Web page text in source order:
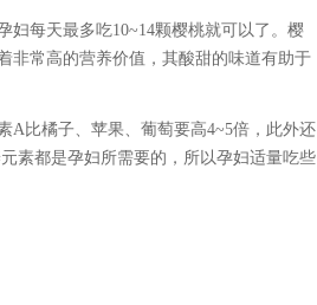
每天最多吃10~14颗樱桃就可以了。樱
非常高的营养价值，其酸甜的味道有助于
比橘子、苹果、葡萄要高4~5倍，此外还
素都是孕妇所需要的，所以孕妇适量吃些